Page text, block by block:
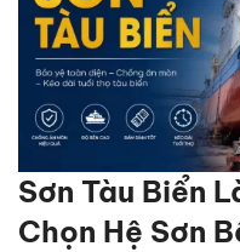
Sơn Tàu Biển
Chọn Hệ Sơn